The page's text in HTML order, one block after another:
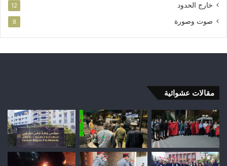
خارج الحدود 12
صوت وصورة 8
مقالات عشوائية